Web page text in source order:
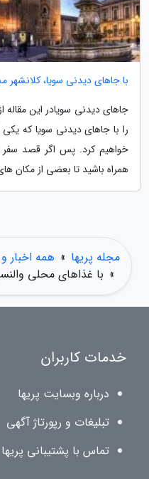
با جاهای دیدنی سویا، کلانشهر
جاهای دیدنی سویادر این
را با جاهای دیدنی سویا که
خواهیم کرد. پس اگر قصد سفر به
همراه باشید تا بعضی از مکان
مجله پریها » همه اخبار
» با غذاهای محلی
خدمات کاربران
درباره وبسایت پریها
تبلیغات و رپورتاژ آگهی
تماس با پشتیبانی پریها